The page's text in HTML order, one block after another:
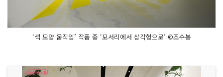
‘색 모양 움직임’ 작품 중 ‘모서리에서 삼각형으로’ ©조수봉